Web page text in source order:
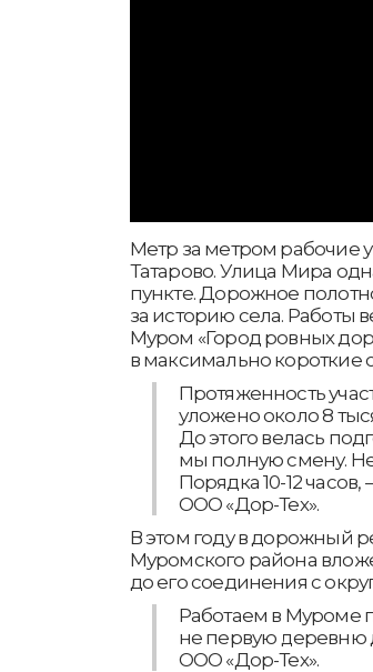
Метр за метром рабочие
Татарово. Улица Мира
пункте. Дорожное
за историю села. Работы
Муром «Город ровных
в максимально короткие
Протяженность
уложено около 8
До этого велась
мы полную смену. Не
Порядка 10-12
ООО «Дор-Тех».
В этом году в дорожный
Муромского района
до его соединения с
Работаем в Муроме
не первую деревню
ООО «Дор-Тех».